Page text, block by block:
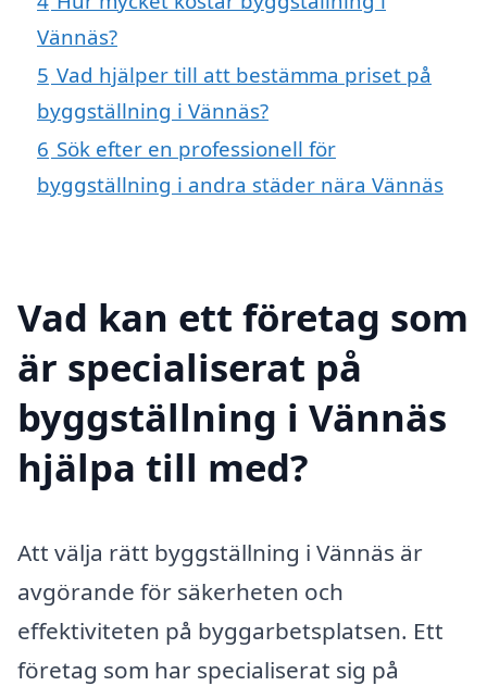
Vännäs?
5 Vad hjälper till att bestämma priset på
byggställning i Vännäs?
6 Sök efter en professionell för
byggställning i andra städer nära Vännäs
Vad kan ett företag som
är specialiserat på
byggställning i Vännäs
hjälpa till med?
Att välja rätt byggställning i Vännäs är
avgörande för säkerheten och
effektiviteten på byggarbetsplatsen. Ett
företag som har specialiserat sig på